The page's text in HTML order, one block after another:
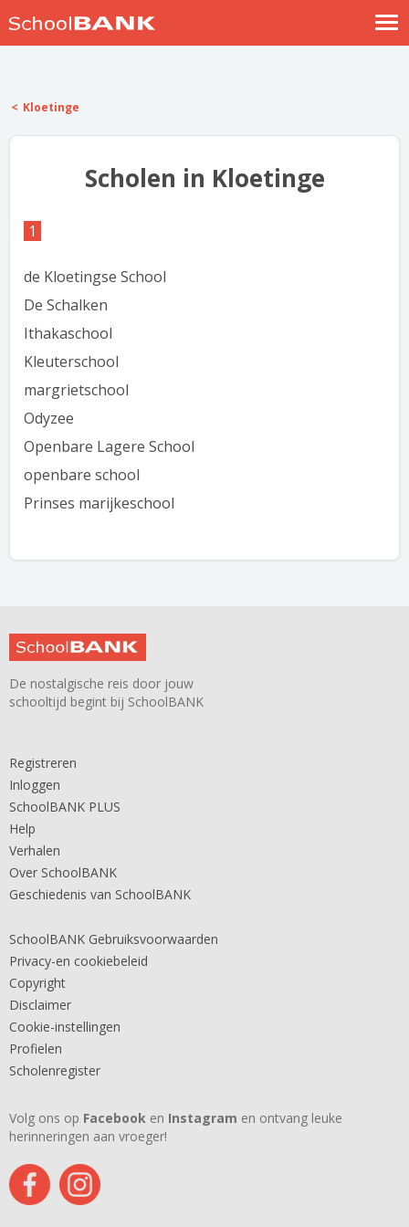
Help
Kloetinge
Scholen in Kloetinge
1
de Kloetingse School
De Schalken
Ithakaschool
Kleuterschool
margrietschool
Odyzee
Openbare Lagere School
openbare school
Prinses marijkeschool
De nostalgische reis door jouw
schooltijd begint bij SchoolBANK
Registreren
Inloggen
SchoolBANK PLUS
Help
Verhalen
Over SchoolBANK
Geschiedenis van SchoolBANK
SchoolBANK Gebruiksvoorwaarden
Privacy-en cookiebeleid
Copyright
Disclaimer
Cookie-instellingen
Profielen
Scholenregister
Volg ons op Facebook en Instagram en ontvang leuke
herinneringen aan vroeger!